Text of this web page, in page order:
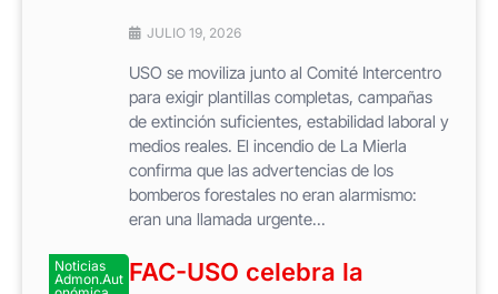
JULIO 19, 2026
USO se moviliza junto al Comité Intercentro
para exigir plantillas completas, campañas
de extinción suficientes, estabilidad laboral y
medios reales. El incendio de La Mierla
confirma que las advertencias de los
bomberos forestales no eran alarmismo:
eran una llamada urgente...
Noticias
Admon.Aut FAC-USO celebra la